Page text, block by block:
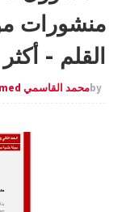
منشورات
القلم - أكثر من 70
byمحمد القاسمي Al kacimi Mohamed